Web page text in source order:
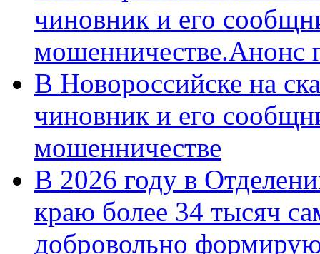
чиновник и его
мошенничестве.Анонс
В Новороссийске на
чиновник и его
мошенничестве
В 2026 году в
краю более 34 тысяч
добровольно